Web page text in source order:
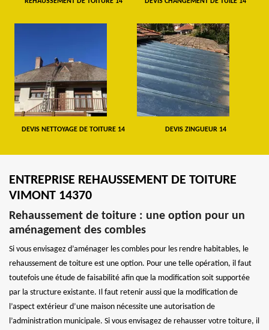
DEVIS NETTOYAGE DE TOITURE 14 DEVIS ZINGUEUR 14
ENTREPRISE REHAUSSEMENT DE TOITURE
VIMONT 14370
Rehaussement de toiture : une option pour un
aménagement des combles
Si vous envisagez d’aménager les combles pour les rendre habitables, le
rehaussement de toiture est une option. Pour une telle opération, il faut
toutefois une étude de faisabilité afin que la modification soit supportée
par la structure existante. Il faut retenir aussi que la modification de
l’aspect extérieur d’une maison nécessite une autorisation de
l’administration municipale. Si vous envisagez de rehausser votre toiture, il